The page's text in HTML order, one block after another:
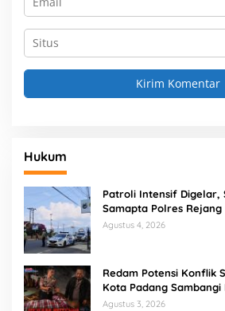
Hukum
Patroli Intensif Digelar,
Samapta Polres
Berantas Balap Liar
Agustus 4, 2026
Redam Potensi Konflik
Kota Padang
Penganiayaan di Lubuk
Agustus 3, 2026